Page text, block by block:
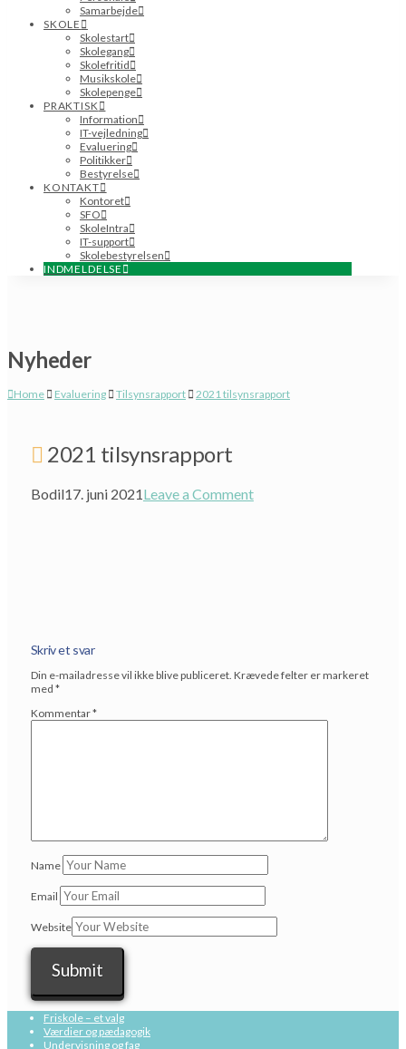
Samarbejde
SKOLE
Skolestart
Skolegang
Skolefritid
Musikskole
Skolepenge
PRAKTISK
Information
IT-vejledning
Evaluering
Politikker
Bestyrelse
KONTAKT
Kontoret
SFO
SkoleIntra
IT-support
Skolebestyrelsen
INDMELDELSE
Nyheder
Home Evaluering Tilsynsrapport 2021 tilsynsrapport
2021 tilsynsrapport
Bodil17. juni 2021Leave a Comment
Skriv et svar
Din e-mailadresse vil ikke blive publiceret. Krævede felter er markeret
med *
Kommentar*
Name
Email
Website
Friskole – et valg
Værdier og pædagogik
Undervisning og fag